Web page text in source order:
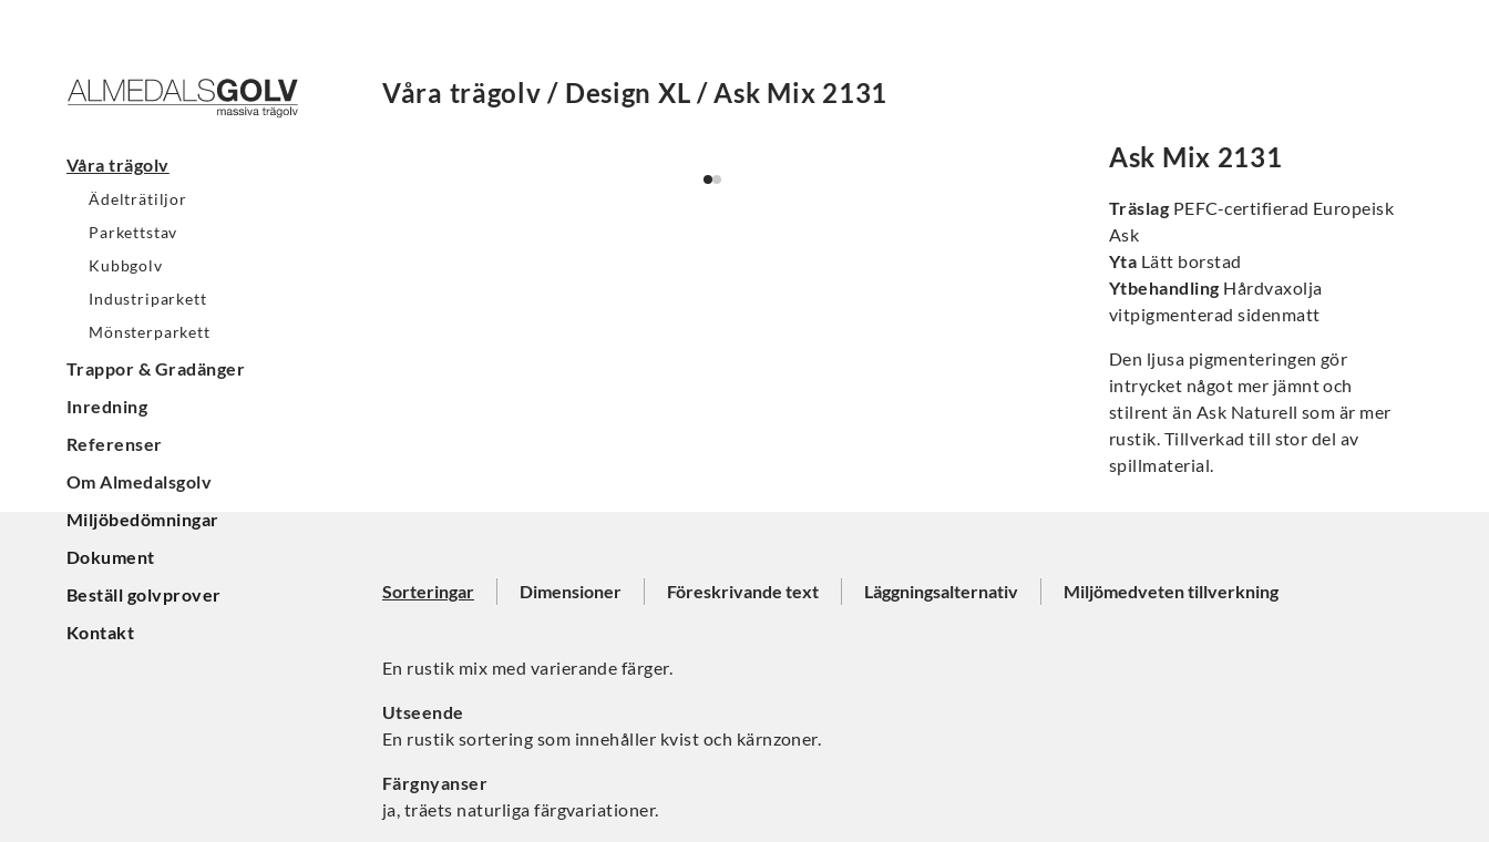
Våra trägolv
Ädelträtiljor
Parkettstav
Kubbgolv
Industriparkett
Mönsterparkett
Trappor & Gradänger
Inredning
Referenser
Om Almedalsgolv
Miljöbedömningar
Dokument
Beställ golvprover
Kontakt
Våra trägolv / Design XL / Ask Mix 2131
Ask Mix 2131
Träslag PEFC-certifierad Europeisk
Ask
Yta Lätt borstad
Ytbehandling Hårdvaxolja
vitpigmenterad sidenmatt
Den ljusa pigmenteringen gör
intrycket något mer jämnt och
stilrent än Ask Naturell som är mer
rustik. Tillverkad till stor del av
spillmaterial.
Sorteringar Dimensioner Föreskrivande text Läggningsalternativ Miljömedveten tillverkning
En rustik mix med varierande färger.
Utseende
En rustik sortering som innehåller kvist och kärnzoner.
Färgnyanser
ja, träets naturliga färgvariationer.